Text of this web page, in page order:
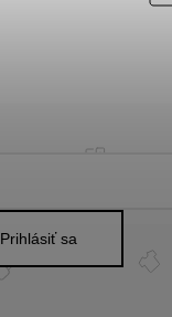
Prihlásiť sa